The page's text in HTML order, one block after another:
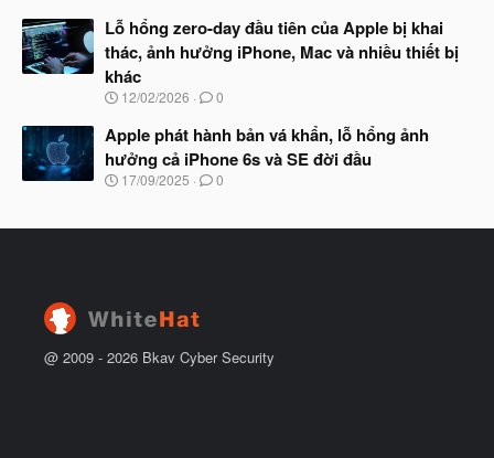
ầ
u
à
b
ắ
t
ầ
u
Lỗ hổng zero-day đầu tiên của Apple bị khai
thác, ảnh hưởng iPhone, Mac và nhiều thiết bị
khác
N
à
b
ắ
12/02/2026 0
Apple phát hành bản vá khẩn, lỗ hổng ảnh
hưởng cả iPhone 6s và SE đời đầu
N
y
ầ
17/09/2025 0
@ 2009 - 2026 Bkav Cyber Security